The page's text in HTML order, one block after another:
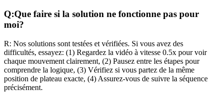
Q:Que faire si la solution ne fonctionne pas pour
moi?
R: Nos solutions sont testées et vérifiées. Si vous avez des
difficultés, essayez: (1) Regardez la vidéo à vitesse 0.5x pour voir
chaque mouvement clairement, (2) Pausez entre les étapes pour
comprendre la logique, (3) Vérifiez si vous partez de la même
position de plateau exacte, (4) Assurez-vous de suivre la séquence
précisément.